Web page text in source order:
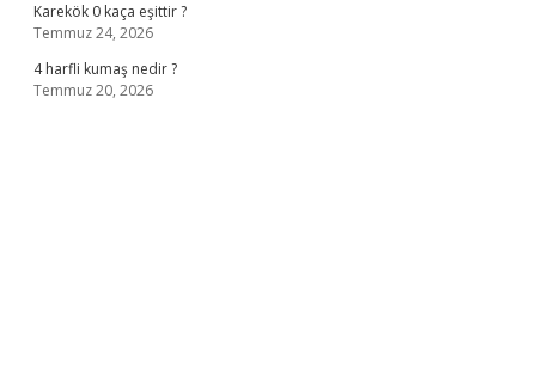
Karekök 0 kaça eşittir ?
Temmuz 24, 2026
4 harfli kumaş nedir ?
Temmuz 20, 2026